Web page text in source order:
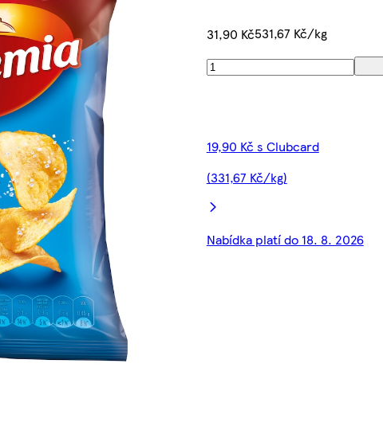
31,90 Kč531,67 Kč/kg
19,90 Kč s Clubcard
(331,67 Kč/kg)
Nabídka platí do 18. 8. 2026